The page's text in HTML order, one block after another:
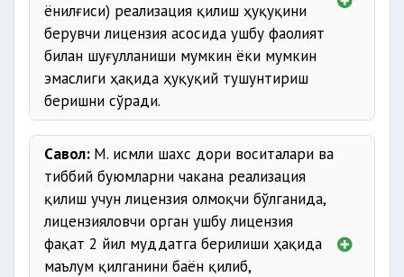
ёнилғиси) реализация қилиш ҳуқуқини
берувчи лицензия асосида ушбу фаолият
билан шуғулланиши мумкин ёки мумкин
эмаслиги ҳақида ҳуқуқий тушунтириш
беришни сўради.
Савол: М. исмли шахс дори воситалари ва
тиббий буюмларни чакана реализация
қилиш учун лицензия олмоқчи бўлганида,
лицензияловчи орган ушбу лицензия
фақат 2 йил муддатга берилиши ҳақида
маълум қилганини баён қилиб,